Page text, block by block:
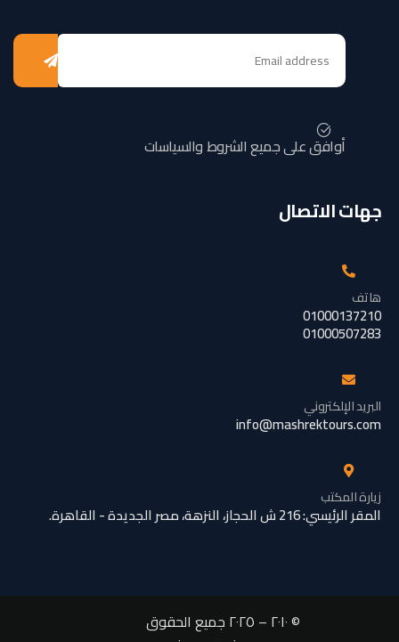
أوافق على جميع الشروط والسياسات
جهات الاتصال
هاتف
01000137210
01000507283
البريد الإلكتروني
info@mashrektours.com
زيارة المكتب
المقر الرئيسي: 216 ش الحجاز، النزهة، مصر الجديدة - القاهرة.
© ٢٠١٠ – ٢٠٢٥ جميع الحقوق